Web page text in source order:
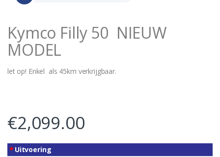
Kymco Filly 50 NIEUW
MODEL
let op! Enkel als 45km verkrijgbaar.
€2,099.00
*Uitvoering